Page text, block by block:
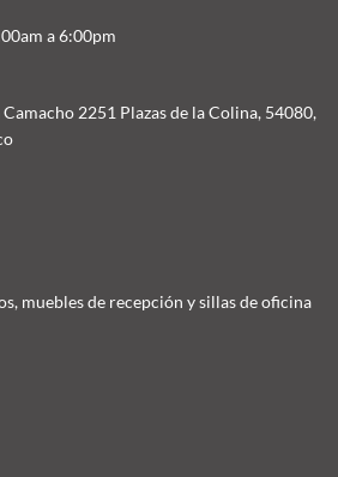
a 6:00pm
2251 Plazas de la Colina, 54080,
muebles de recepción y sillas de oficina